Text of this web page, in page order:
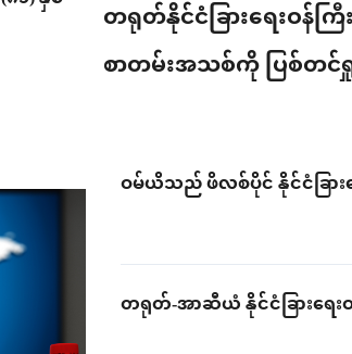
တရုတ်နိုင်ငံခြားရေးဝန်
စာတမ်းအသစ်ကို ပြစ်တင်
ဝမ်ယိသည် ဖိလစ်ပိုင် နိုင်ငံခြား
တရုတ်-အာဆီယံ နိုင်ငံခြားရေး